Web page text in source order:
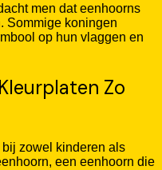
men dat eenhoorns
Sommige koningen
op hun vlaggen en
Zo
zowel kinderen als
een eenhoorn die